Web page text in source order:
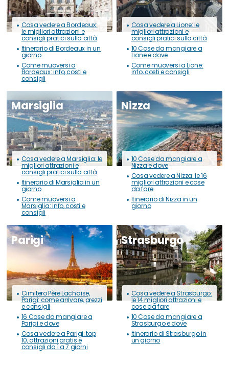
Cosa vedere a Bordeaux:
le migliori attrazioni e
consigli pratici sulla città
Itinerario di Bordeaux in un
giorno
Come muoversi a
Bordeaux: info, costi e
consigli
Cosa vedere a Lione: le
migliori attrazioni e
consigli pratici sulla città
10 Cose da mangiare a
Lione e dove
Come muoversi a Lione:
info, costi e consigli
Marsiglia
Cosa vedere a Marsiglia: le
migliori attrazioni e
consigli pratici sulla città
Itinerario di Marsiglia in un
giorno
Come muoversi a
Marsiglia: info, costi e
consigli
Nizza
10 Cose da mangiare a
Nizza e dove
Cosa vedere a Nizza: le 16
migliori attrazioni e cose
da fare
Itinerario di Nizza in un
giorno
Parigi
Cimitero Père Lachaise,
Parigi: come arrivare, prezzi
e consigli
16 Cose da mangiare a
Parigi e dove
Cosa vedere a Parigi: top
10, attrazioni gratis e
consigli da 1 a 7 giorni
Strasburgo
Cosa vedere a Strasburgo:
le 14 migliori attrazioni e
cose da fare
10 Cose da mangiare a
Strasburgo e dove
Itinerario di Strasburgo in
un giorno